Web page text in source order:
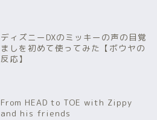
ディズニーDXのミッキーの声の目覚
ましを初めて使ってみた【ボウヤの
反応】
From HEAD to TOE with Zippy
and his friends